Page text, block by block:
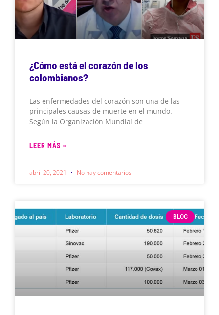
¿Cómo está el corazón de los
colombianos?
Las enfermedades del corazón son una de las
principales causas de muerte en el mundo.
Según la Organización Mundial de
LEER MÁS »
abril 20, 2021 No hay comentarios
BLOG